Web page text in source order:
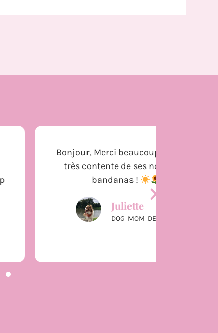
Bonjour, Merci beaucoup. Over est
très contente de ses nouveaux
Juliette
DOG MOM DE OVER